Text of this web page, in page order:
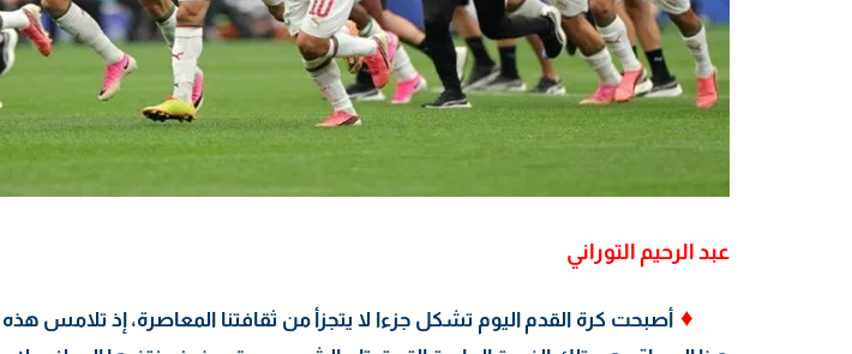
عبد الرحيم التوراني
♦أصبحت كرة القدم اليوم تشكل جزءا لا يتجزأ من ثقافتنا المعاصرة، إذ تلامس